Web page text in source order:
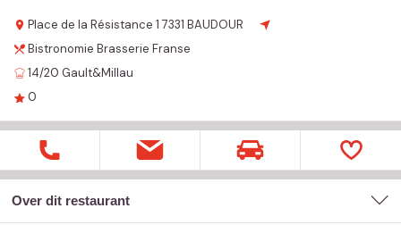
Place de la Résistance 1 7331 BAUDOUR
Bistronomie Brasserie Franse
14/20 Gault&Millau
0
Over dit restaurant